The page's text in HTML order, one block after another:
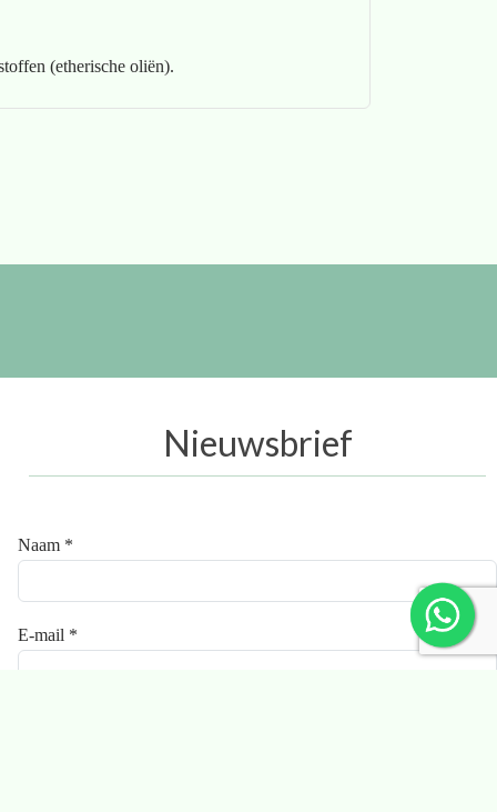
(etherische oliën).
Nieuwsbrief
Naam *
E-mail *